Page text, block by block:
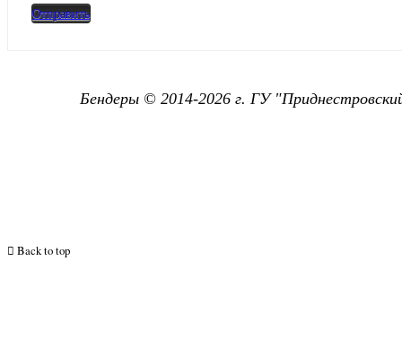
Отправить
Бендеры © 2014-2026 г. ГУ "
Back to top